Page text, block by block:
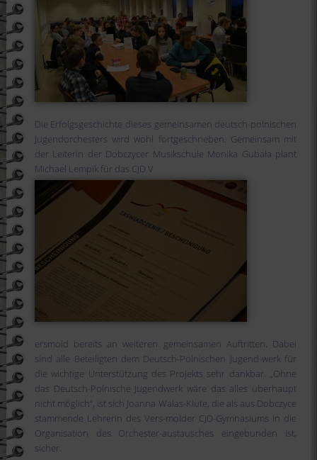
Die Erfolgsgeschichte dieses gemeinsamen deutsch-polnischen
Jugendorchesters wird wohl fortgeschrieben. Gemeinsam mit
der Leiterin der Dobczycer Musikschule Monika Gubała plant
Michael Lempik für das CJD V
ersmold bereits an weiteren gemeinsamen Auftritten. Dabei
sind alle Beteiligten dem Deutsch-Polnischen Jugend-werk für
die wichtige Unterstützung des Projekts sehr dankbar. „Ohne
das Deutsch-Polnische Jugendwerk wäre das alles überhaupt
nicht möglich“, ist sich Joanna Walas-Klute, die als aus Dobczyce
stammende Lehrerin des Vers-molder CJD-Gymnasiums in die
Organisation des Orchester-austausches eingebunden ist,
sicher.